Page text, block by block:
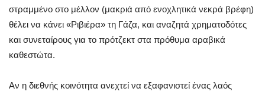
στραμμένο στο μέλλον (μακριά από ενοχλητικά νεκρά βρέφη)
θέλει να κάνει «Ριβιέρα» τη Γάζα, και αναζητά χρηματοδότες
και συνεταίρους για το πρότζεκτ στα πρόθυμα αραβικά
καθεστώτα.
Αν η διεθνής κοινότητα ανεχτεί να εξαφανιστεί ένας λαός